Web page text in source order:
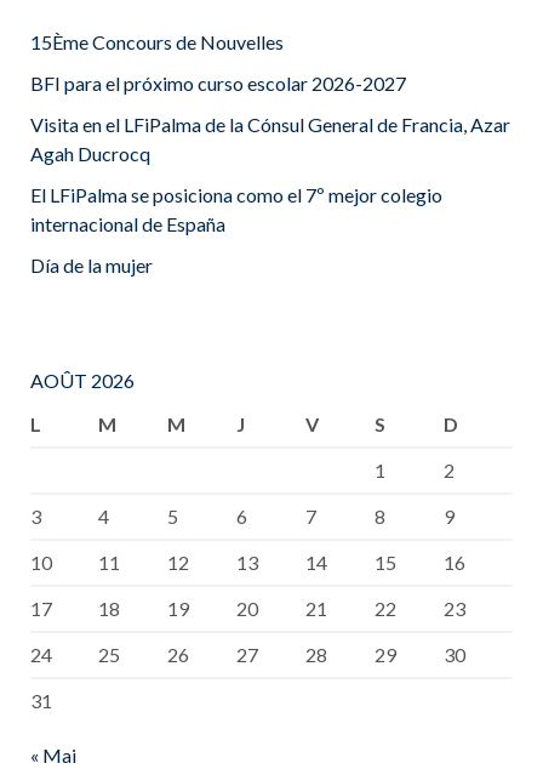
15Ème Concours de Nouvelles
BFI para el próximo curso escolar 2026-2027
Visita en el LFiPalma de la Cónsul General de Francia, Azar
Agah Ducrocq
El LFiPalma se posiciona como el 7º mejor colegio
internacional de España
Día de la mujer
AOÛT 2026
L
M M J V S
D
1
2
3
4 5 6 7 8
9
10
11 12 13 14 15
16
17
18 19 20 21 22
23
24
25 26 27 28 29
30
31
« Mai